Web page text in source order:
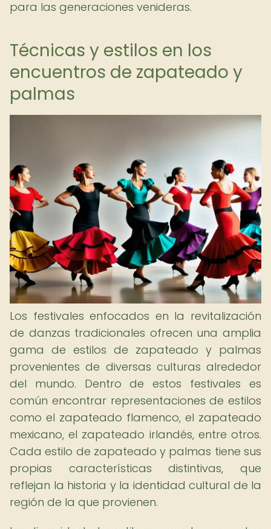
para las generaciones venideras.
Técnicas y estilos en los
encuentros de zapateado y
palmas
Los festivales enfocados en la revitalización
de danzas tradicionales ofrecen una amplia
gama de estilos de zapateado y palmas
provenientes de diversas culturas alrededor
del mundo. Dentro de estos festivales es
común encontrar representaciones de estilos
como el zapateado flamenco, el zapateado
mexicano, el zapateado irlandés, entre otros.
Cada estilo de zapateado y palmas tiene sus
propias características distintivas, que
reflejan la historia y la identidad cultural de la
región de la que provienen.